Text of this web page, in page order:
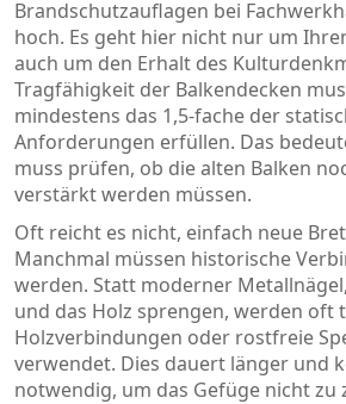
Brandschutzauflagen bei
hoch. Es geht hier nicht nur um
auch um den Erhalt des
Tragfähigkeit der Balkendecken
mindestens das 1,5-fache der
Anforderungen erfüllen. Das
muss prüfen, ob die alten Balken
verstärkt werden müssen.
Oft reicht es nicht, einfach neue
Manchmal müssen historische
werden. Statt moderner
und das Holz sprengen, werden oft
Holzverbindungen oder rostfreie
verwendet. Dies dauert länger und
notwendig, um das Gefüge nicht zu